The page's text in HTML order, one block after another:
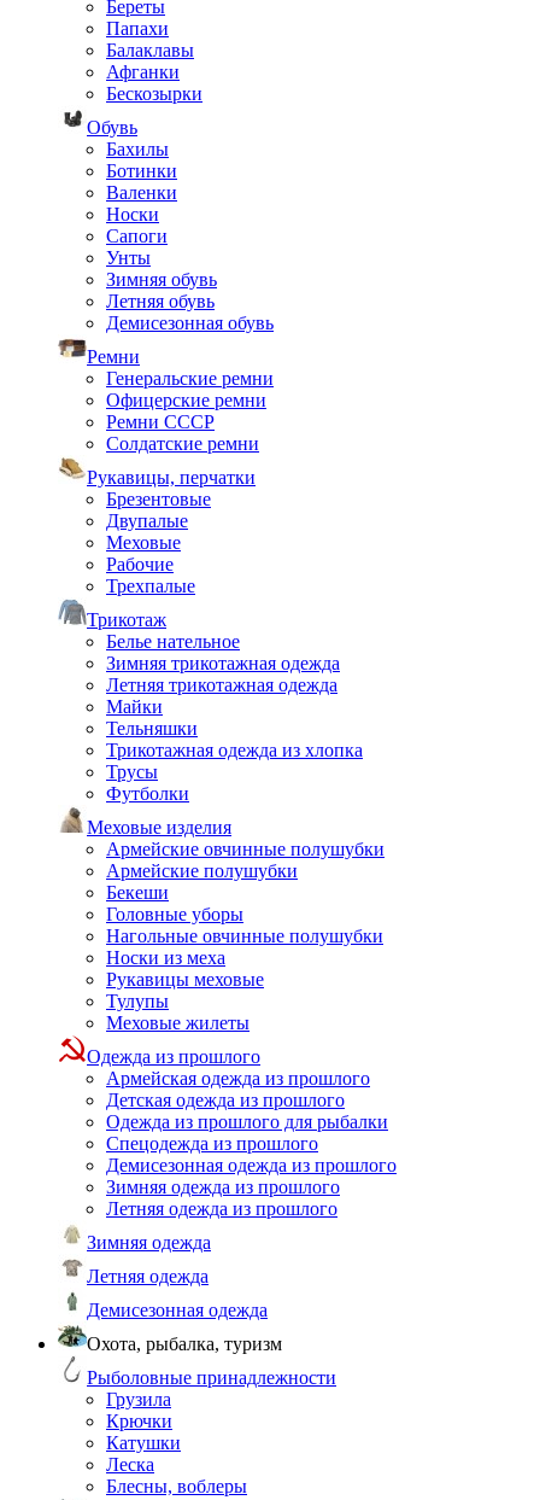
Береты
Папахи
Балаклавы
Афганки
Бескозырки
Обувь
Бахилы
Ботинки
Валенки
Носки
Сапоги
Унты
Зимняя обувь
Летняя обувь
Демисезонная обувь
Ремни
Генеральские ремни
Офицерские ремни
Ремни СССР
Солдатские ремни
Рукавицы, перчатки
Брезентовые
Двупалые
Меховые
Рабочие
Трехпалые
Трикотаж
Белье нательное
Зимняя трикотажная одежда
Летняя трикотажная одежда
Майки
Тельняшки
Трикотажная одежда из хлопка
Трусы
Футболки
Меховые изделия
Армейские овчинные полушубки
Армейские полушубки
Бекеши
Головные уборы
Нагольные овчинные полушубки
Носки из меха
Рукавицы меховые
Тулупы
Меховые жилеты
Одежда из прошлого
Армейская одежда из прошлого
Детская одежда из прошлого
Одежда из прошлого для рыбалки
Спецодежда из прошлого
Демисезонная одежда из прошлого
Зимняя одежда из прошлого
Летняя одежда из прошлого
Зимняя одежда
Летняя одежда
Демисезонная одежда
Охота, рыбалка, туризм
Рыболовные принадлежности
Грузила
Крючки
Катушки
Леска
Блесны, воблеры